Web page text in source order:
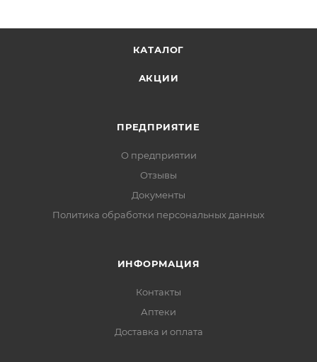
КАТАЛОГ
АКЦИИ
ПРЕДПРИЯТИЕ
О предприятии
Отзывы
Документы
Политика обработки персональных данных
ИНФОРМАЦИЯ
Контакты
Аптеки
Доставка и оплата